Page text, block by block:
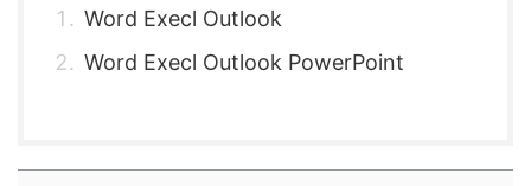
Word Execl Outlook
Word Execl Outlook PowerPoint